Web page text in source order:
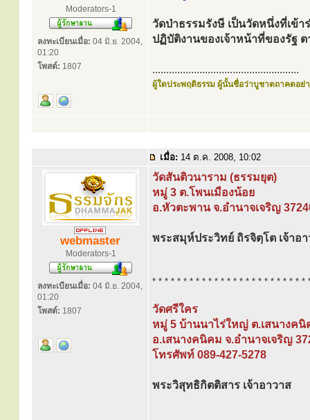
Moderators-1
ลงทะเบียนเมื่อ: 04 มิ.ย. 2004,
01:20
โพสต์: 1807
วัดป่าธรรมรังษี เป็นวัดหนึ่งที่เข้
ปฏิบัติงานของเจ้าหน้าที่ของรัฐ
.....................................................
ผู้ใดประพฤติธรรม ผู้นั้นชื่อว่าบูชาตถาคตอย่า
เมื่อ: 14 ต.ค. 2008, 10:02
webmaster
Moderators-1
ลงทะเบียนเมื่อ: 04 มิ.ย. 2004,
01:20
โพสต์: 1807
วัดสันติวนาราม (ธรรมยุต)
หมู่ 3 ต.โพนเมืองน้อย
อ.หัวตะพาน จ.อำนาจเจริญ
พระสมุห์ประวิทย์ ถิรจิตฺโต เจ้าอา
* * * * * * * * * * * * * * * * * * * * * * * * *
วัดศรีใคร
หมู่ 5 บ้านนาไร่ใหญ่ ต.เสนางคนิ
อ.เสนางคนิคม จ.อำนาจเจริญ
โทรศัพท์ 089-427-5278
พระวิสุทธิกิตติสาร เจ้าอาวาส